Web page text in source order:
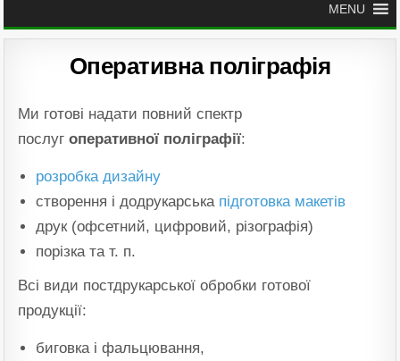
MENU
Оперативна поліграфія
Ми готові надати повний спектр
послугоперативної поліграфії:
розробка дизайну
створення і додрукарська підготовка макетів
друк (офсетний, цифровий, різографія)
порізка та т. п.
Всі види постдрукарської обробки готової
продукції:
биговка і фальцювання,